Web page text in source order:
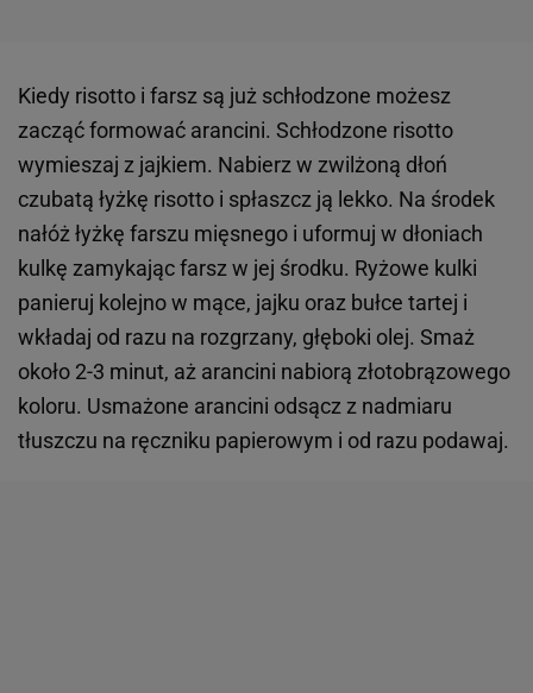
Kiedy risotto i farsz są już schłodzone możesz
zacząć formować arancini. Schłodzone risotto
wymieszaj z jajkiem. Nabierz w zwilżoną dłoń
czubatą łyżkę risotto i spłaszcz ją lekko. Na środek
nałóż łyżkę farszu mięsnego i uformuj w dłoniach
kulkę zamykając farsz w jej środku. Ryżowe kulki
panieruj kolejno w mące, jajku oraz bułce tartej i
wkładaj od razu na rozgrzany, głęboki olej. Smaż
około 2-3 minut, aż arancini nabiorą złotobrązowego
koloru. Usmażone arancini odsącz z nadmiaru
tłuszczu na ręczniku papierowym i od razu podawaj.